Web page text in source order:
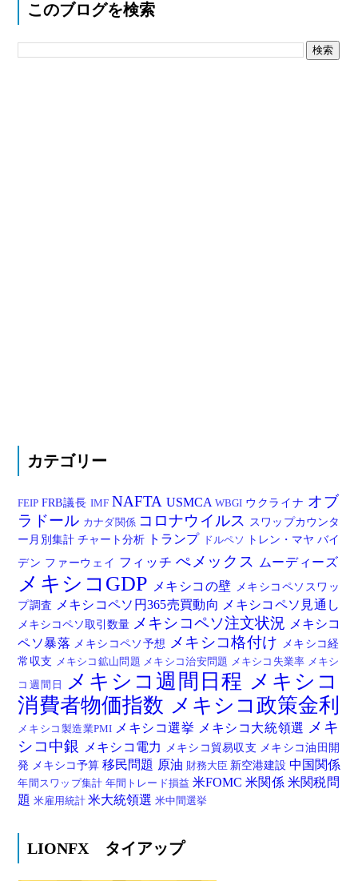
このブログを検索
カテゴリー
FEIPFRB議長IMF NAFTA USMCAWBGI ウクライナ オブ
ラドール カナダ関係 コロナウイルス スワップカウンタ
ー月別集計 チャート分析 トランプ ドルペソ トレン・マヤバイ
デン ファーウェイ フィッチぺメックス ムーディーズ
メキシコGDP メキシコの壁 メキシコペソスワッ
プ調査
メキシコペソ円365売買動向 メキシコペソ見通し
メキシコペソ取引数量 メキシコペソ注文状況 メキシコ
ペソ暴落 メキシコペソ予想 メキシコ格付け メキシコ経
常収支 メキシコ鉱山問題 メキシコ治安問題 メキシコ失業率 メキシ
コ週間日 メキシコ週間日程 メキシコ
消費者物価指数 メキシコ政策金利
メキシコ製造業PMI メキシコ選挙 メキシコ大統領選 メキ
シコ中銀
メキシコ電力 メキシコ貿易収支 メキシコ油田開
発 メキシコ予算移民問題 原油 財務大臣 新空港建設 中国関係
年間スワップ集計 年間トレード損益 米FOMC米関係 米関税問
題米雇用統計米大統領選米中間選挙
LIONFX タイアップ